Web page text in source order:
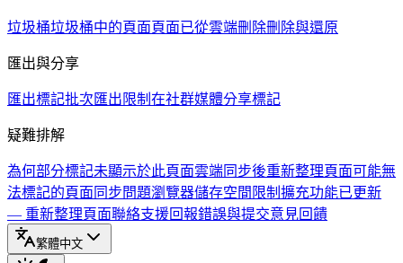
垃圾桶垃圾桶中的頁面頁面已從雲端刪除刪除與還原
匯出與分享
匯出標記批次匯出限制 在社群媒體分享標記
疑難排解
為何部分標記未顯示於此頁面雲端同步後重新整理頁面可能無
法標記的頁面 同步問題瀏覽器儲存空間限制 擴充功能已更新
— 重新整理頁面聯絡支援回報錯誤與提交意見回饋
繁體中文